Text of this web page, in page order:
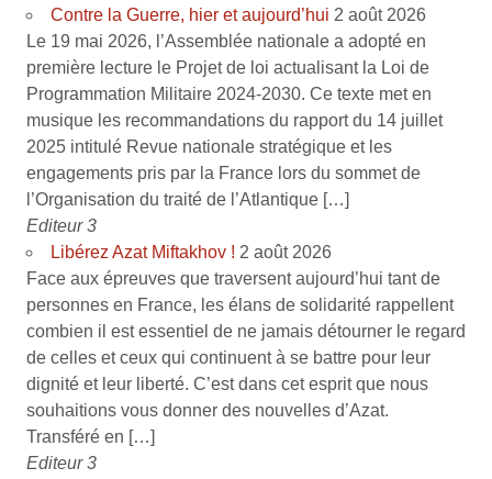
Contre la Guerre, hier et aujourd’hui 2 août 2026
Le 19 mai 2026, l’Assemblée nationale a adopté en
première lecture le Projet de loi actualisant la Loi de
Programmation Militaire 2024-2030. Ce texte met en
musique les recommandations du rapport du 14 juillet
2025 intitulé Revue nationale stratégique et les
engagements pris par la France lors du sommet de
l’Organisation du traité de l’Atlantique […]
Editeur 3
Libérez Azat Miftakhov ! 2 août 2026
Face aux épreuves que traversent aujourd’hui tant de
personnes en France, les élans de solidarité rappellent
combien il est essentiel de ne jamais détourner le regard
de celles et ceux qui continuent à se battre pour leur
dignité et leur liberté. C’est dans cet esprit que nous
souhaitions vous donner des nouvelles d’Azat.
Transféré en […]
Editeur 3